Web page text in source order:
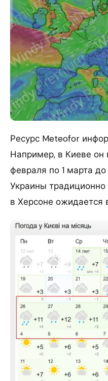
Ресурс Meteofor
Например, в Киеве он
февраля по 1 марта
Украины
в Херсоне ожидается